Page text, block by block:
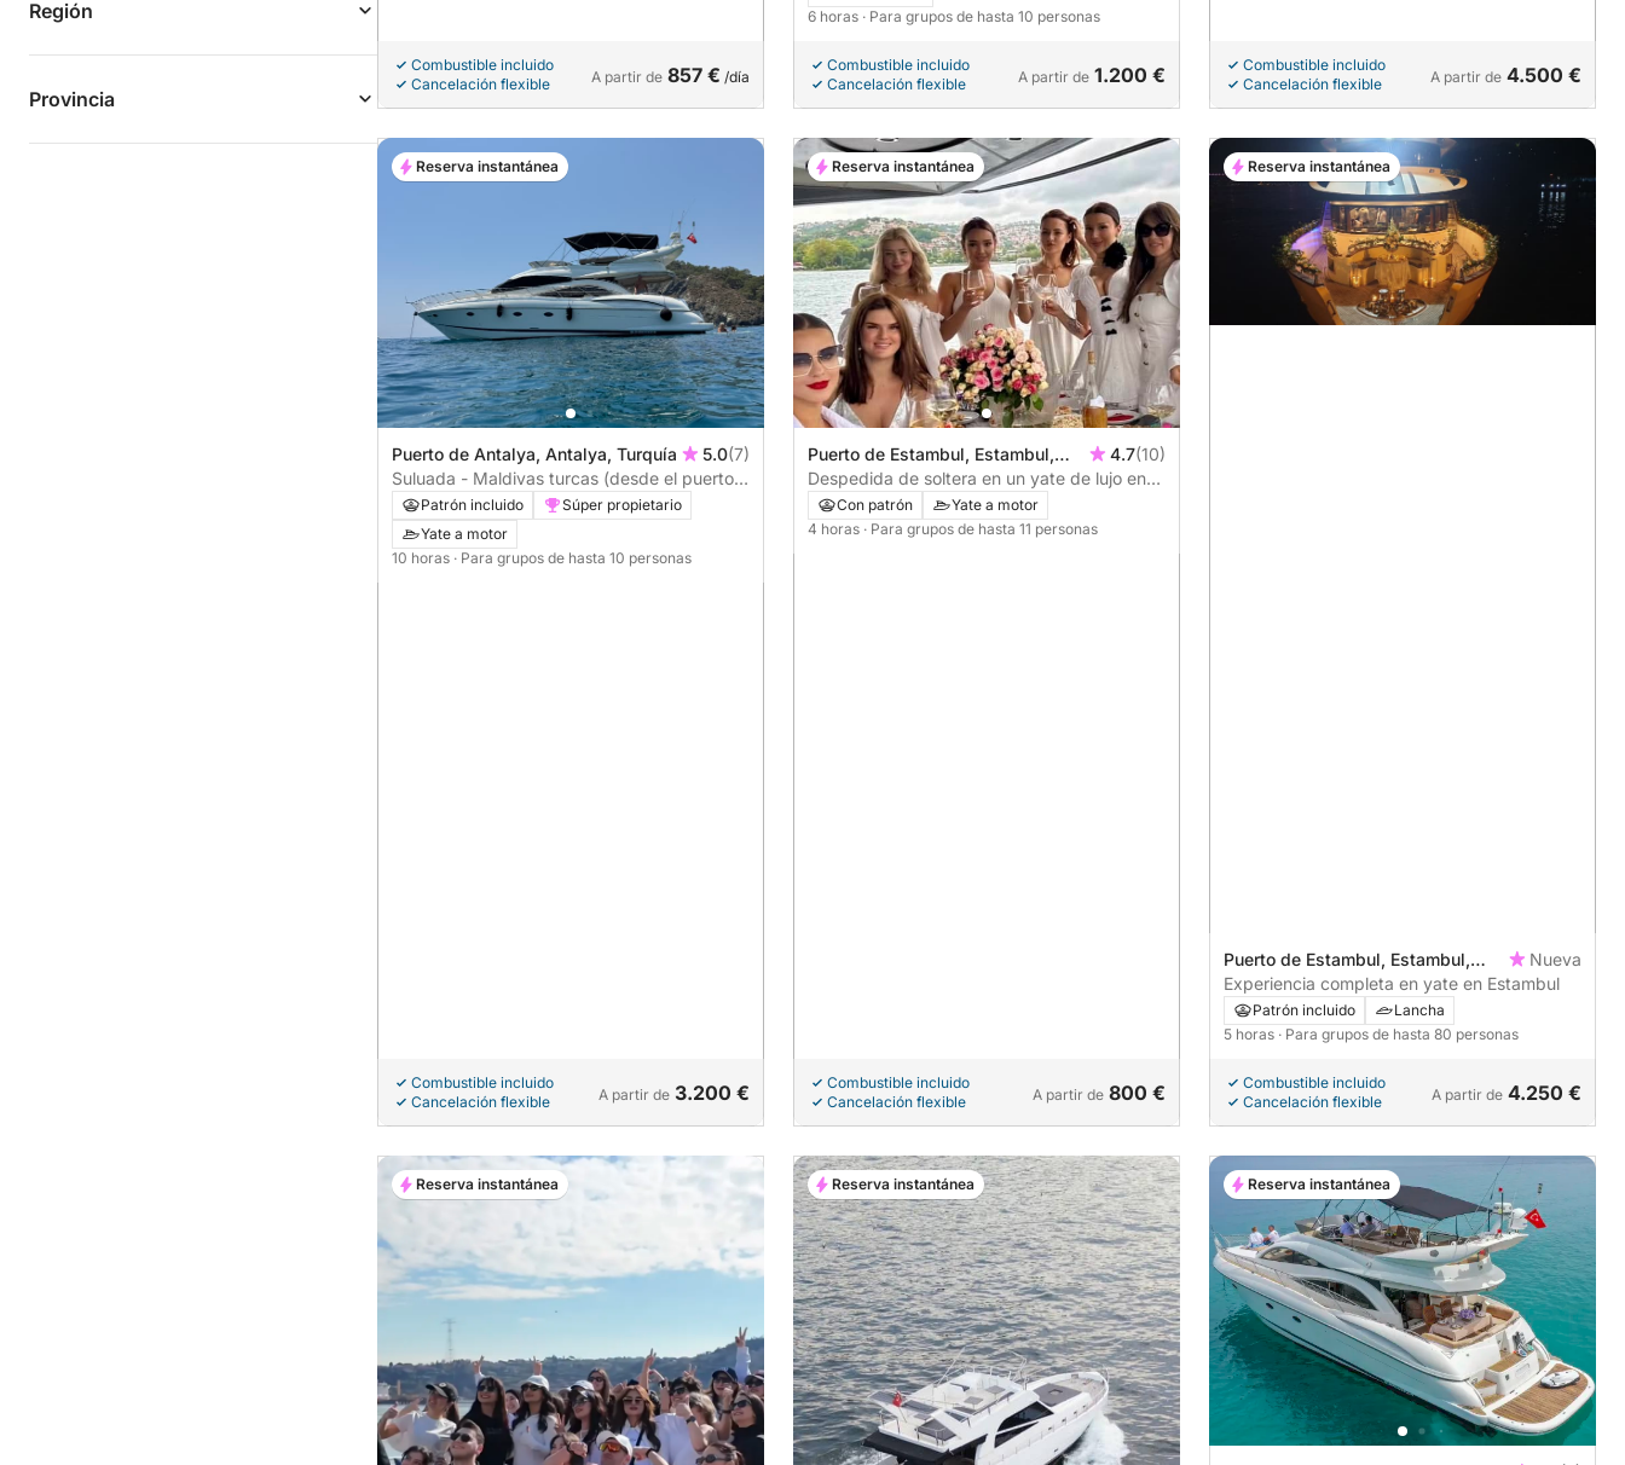
Región
Provincia
Combustible incluido
Cancelación flexible
A partir de 857 € /día
6 horas · Para grupos de hasta 10 personas
Combustible incluido
Cancelación flexible
A partir de 1.200 €
Combustible incluido
Cancelación flexible
A partir de 4.500 €
Puerto de Antalya, Antalya, Turquía 5.0(7)
Suluada - Maldivas turcas (desde el puerto
de Antalya)
Patrón incluido
Súper propietario
Yate a motor
10 horas · Para grupos de hasta 10 personas
Combustible incluido
Cancelación flexible
A partir de 3.200 €
Reserva instantánea
Puerto de Estambul, Estambul,
Turquía
4.7(10)
Despedida de soltera en un yate de lujo en
Estambul 👰✨
Con patrón
Yate a motor
4 horas · Para grupos de hasta 11 personas
Combustible incluido
Cancelación flexible
A partir de 800 €
Reserva instantánea
Puerto de Estambul, Estambul,
Turquía
Nueva
Experiencia completa en yate en Estambul
Patrón incluido
Lancha
5 horas · Para grupos de hasta 80 personas
Combustible incluido
Cancelación flexible
A partir de 4.250 €
Reserva instantánea
Reserva instantánea Reserva instantánea Reserva instantánea